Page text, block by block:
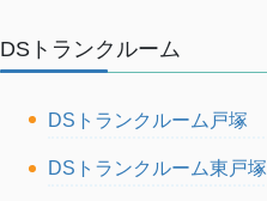
DSトランクルーム
DSトランクルーム戸塚
DSトランクルーム東戸塚